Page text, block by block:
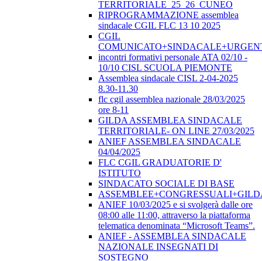
TERRITORIALE_25_26_CUNEO
RIPROGRAMMAZIONE assemblea
sindacale CGIL FLC 13 10 2025
CGIL
incontri formativi personale ATA 02/10 -
10/10 CISL SCUOLA PIEMONTE
Assemblea sindacale CISL 2-04-2025
8.30-11.30
flc cgil assemblea nazionale 28/03/2025
ore 8-11
GILDA ASSEMBLEA SINDACALE
TERRITORIALE- ON LINE 27/03/2025
ANIEF ASSEMBLEA SINDACALE
04/04/2025
FLC CGIL GRADUATORIE D'
ISTITUTO
SINDACATO SOCIALE DI BASE
ANIEF 10/03/2025 e si svolgerà dalle ore
08:00 alle 11:00, attraverso la piattaforma
telematica denominata “Microsoft Teams”.
ANIEF - ASSEMBLEA SINDACALE
NAZIONALE INSEGNATI DI
SOSTEGNO